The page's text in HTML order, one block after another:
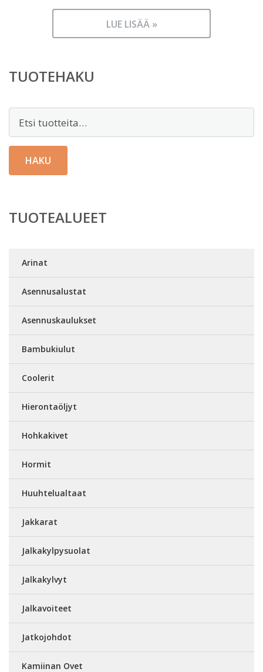
LUE LISÄÄ »
TUOTEHAKU
HAKU
TUOTEALUEET
Arinat
Asennusalustat
Asennuskaulukset
Bambukiulut
Coolerit
Hierontaöljyt
Hohkakivet
Hormit
Huuhtelualtaat
Jakkarat
Jalkakylpysuolat
Jalkakylvyt
Jalkavoiteet
Jatkojohdot
Kamiinan Ovet